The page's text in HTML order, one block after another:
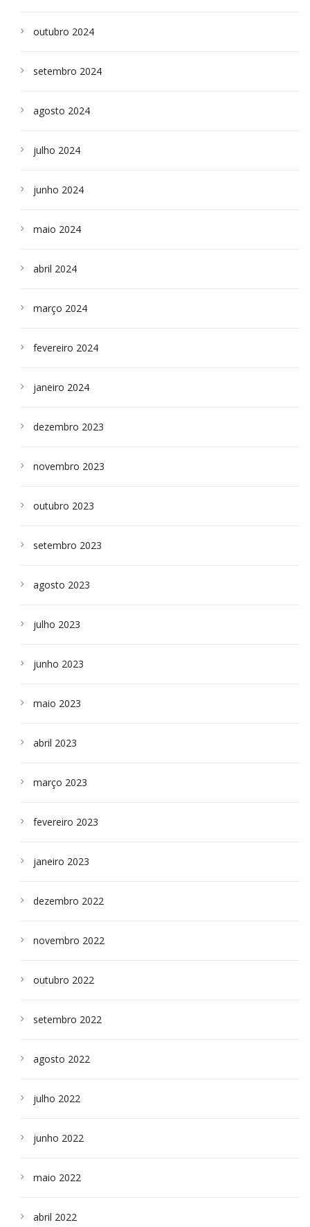
outubro 2024
setembro 2024
agosto 2024
julho 2024
junho 2024
maio 2024
abril 2024
março 2024
fevereiro 2024
janeiro 2024
dezembro 2023
novembro 2023
outubro 2023
setembro 2023
agosto 2023
julho 2023
junho 2023
maio 2023
abril 2023
março 2023
fevereiro 2023
janeiro 2023
dezembro 2022
novembro 2022
outubro 2022
setembro 2022
agosto 2022
julho 2022
junho 2022
maio 2022
abril 2022